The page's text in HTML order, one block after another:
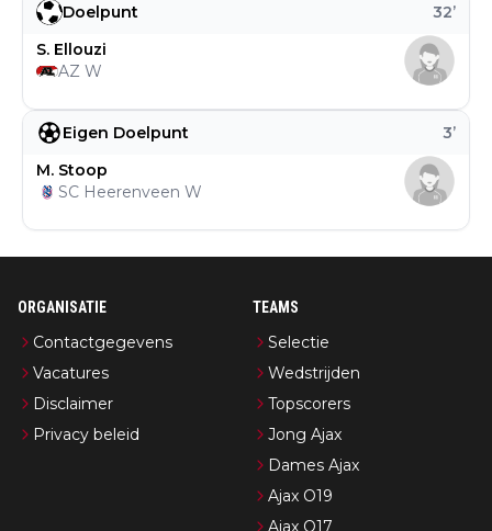
Eigen Doelpunt 3’
M. Stoop
SC Heerenveen W
Doelpunt 32’
S. Ellouzi
AZ W
ORGANISATIE
Contactgegevens
Vacatures
Disclaimer
Privacy beleid
TEAMS
Selectie
Wedstrijden
Topscorers
Jong Ajax
Dames Ajax
Ajax O19
Ajax O17